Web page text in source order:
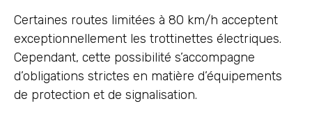
Certaines routes limitées à 80 km/h acceptent
exceptionnellement les trottinettes électriques.
Cependant, cette possibilité s’accompagne
d’obligations strictes en matière d’équipements
de protection et de signalisation.